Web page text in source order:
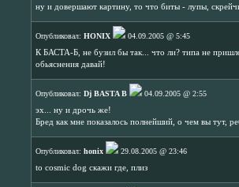
ну и довершают картину, то что биты - лупы,
Опубликовал: HONIX
04.09.2005 @ 5:45
К БАСТА-Б, не бузил бы так... что ли? типа не
обьяснения давай!
Опубликовал: Dj BASTA B
04.09.2005 @ 2:55
эх... ну и дрочь же!
Бред как мне показалось полнейший, о чем вы тут,
Опубликовал: honix
29.08.2005 @ 23:46
to cosmic dog скажи где, плиз